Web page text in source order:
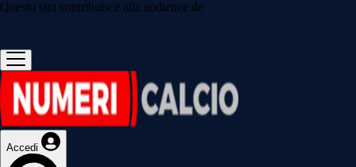
Questo sito contribuisce alla audience de
Accedi